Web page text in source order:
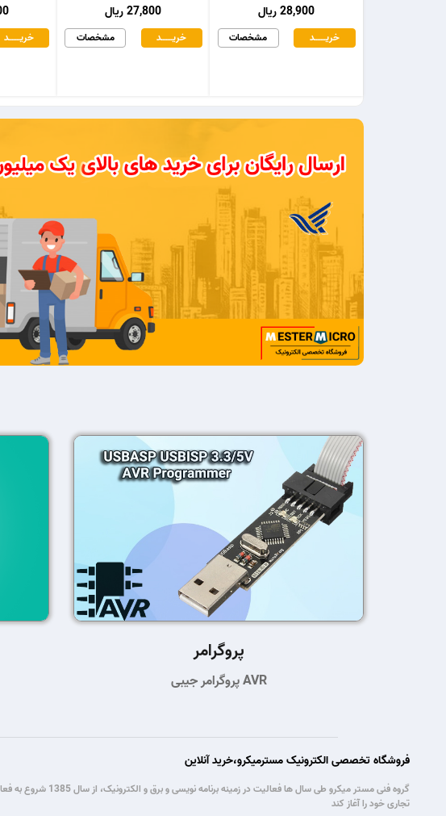
خریـــــــد
27,800 ریال
مشخصات خریـــــــد
28,900 ریال
مشخصات خریـــــــد
پروگرامر
پروگرامر جیبی AVR
فروشگاه تخصصی الکترونیک مسترمیکرو،خرید آنلاین
گروه فنی مستر
تجاری خود را آغاز کند